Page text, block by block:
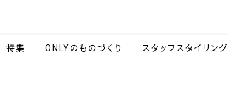
特集 ONLYのものづくり スタッフスタイリング